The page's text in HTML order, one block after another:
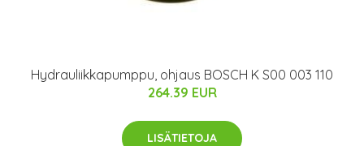
Hydrauliikkapumppu, ohjaus BOSCH K S00 003 110
264.39 EUR
LISÄTIETOJA